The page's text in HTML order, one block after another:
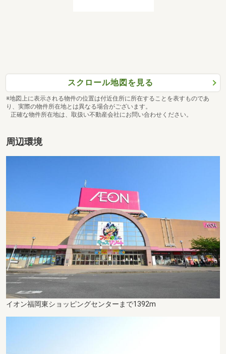
スクロール地図を見る
※地図上に表示される物件の位置は付近住所に所在することを表すものであ
り、実際の物件所在地とは異なる場合がございます。
正確な物件所在地は、取扱い不動産会社にお問い合わせください。
周辺環境
イオン福岡東ショッピングセンターまで1392m